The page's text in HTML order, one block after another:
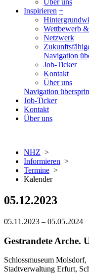
Über uns
Inspirieren +
Wettbewerb
Netzwerk
Navigation
Job-Ticker
Kontakt
Über uns
Navigation
Job-Ticker
Kontakt
Über uns
NHZ >
Informieren >
Termine >
Kalender
05.12.2023
05.11.2023 – 05.05.2024
Gestrandete Arche.
Schlossmuseum
Stadtverwaltung Erfurt,